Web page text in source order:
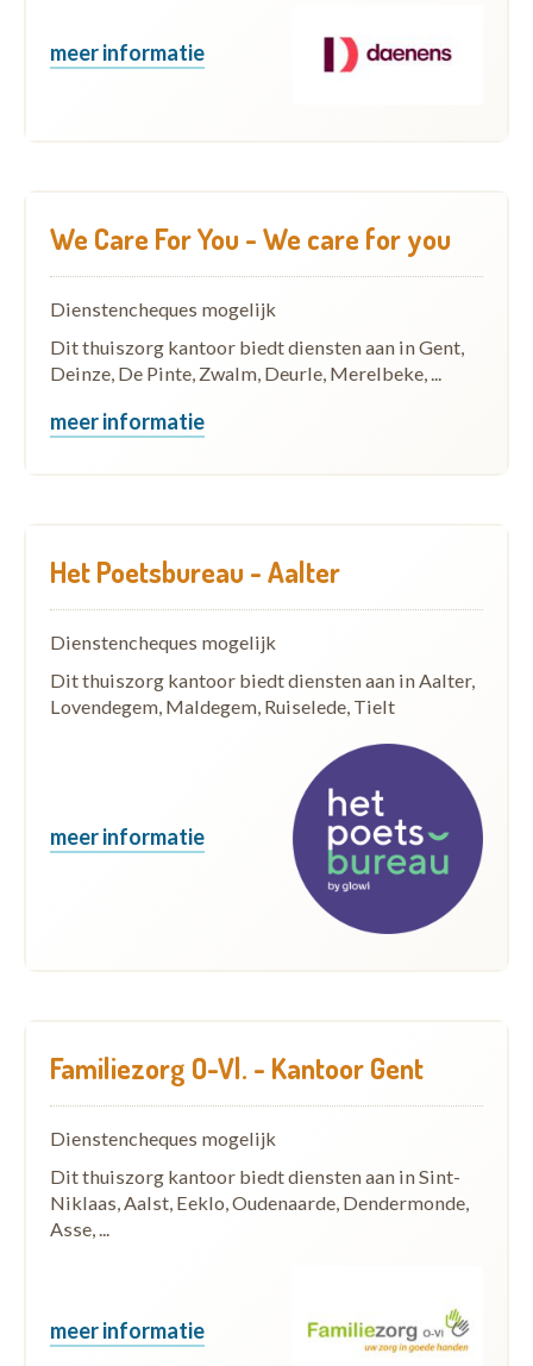
meer informatie
We Care For You - We care for you
Dienstencheques mogelijk
Dit thuiszorg kantoor biedt diensten aan in Gent,
Deinze, De Pinte, Zwalm, Deurle, Merelbeke, ...
meer informatie
Het Poetsbureau - Aalter
Dienstencheques mogelijk
Dit thuiszorg kantoor biedt diensten aan in Aalter,
Lovendegem, Maldegem, Ruiselede, Tielt
meer informatie
Familiezorg O-Vl. - Kantoor Gent
Dienstencheques mogelijk
Dit thuiszorg kantoor biedt diensten aan in Sint-
Niklaas, Aalst, Eeklo, Oudenaarde, Dendermonde,
Asse, ...
meer informatie